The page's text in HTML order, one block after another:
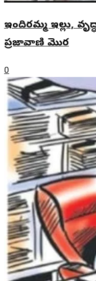
ఇందిరమ్మ ఇల్లు,
ప్రజావాణి మొర
0